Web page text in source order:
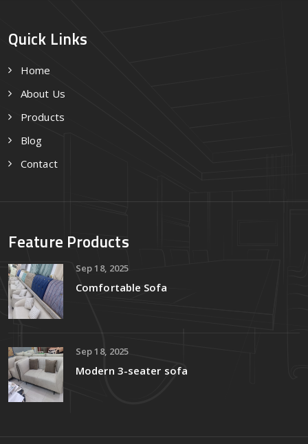
Quick Links
Home
About Us
Products
Blog
Contact
Feature Products
Sep 18, 2025
Comfortable Sofa
Sep 18, 2025
Modern 3-seater sofa